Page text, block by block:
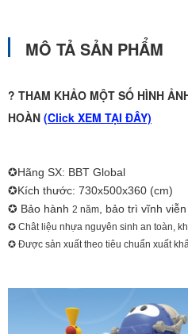
MÔ TẢ SẢN PHẨM
? THAM KHẢO MỘT SỐ HÌNH
HOÀN (Click XEM TẠI ĐÂY)
✪Hãng SX: BBT Global
✪Kích thước: 730x500x360 (cm)
✪ Bảo hành 2 năm, bảo trì vĩnh viễn
✪ Chât liệu nhựa nguyên sinh an toàn,
✪ Được sản xuất theo tiêu chuẩn xuất